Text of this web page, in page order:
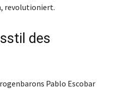
revolutioniert.
des
Pablo Escobar